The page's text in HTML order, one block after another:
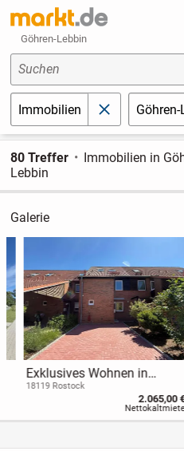
Göhren-Lebbin
Suchen
Immobilien schließen
80 Treffer
Immobilien in
Lebbin
Galerie
Exklusives Wohnen in
Rostock-Diedrichshagen:
Modernisiertes 4-Zi.-
Reihenmittelhaus
18119 Rostock
2.065,00 €
Nettokaltmiete